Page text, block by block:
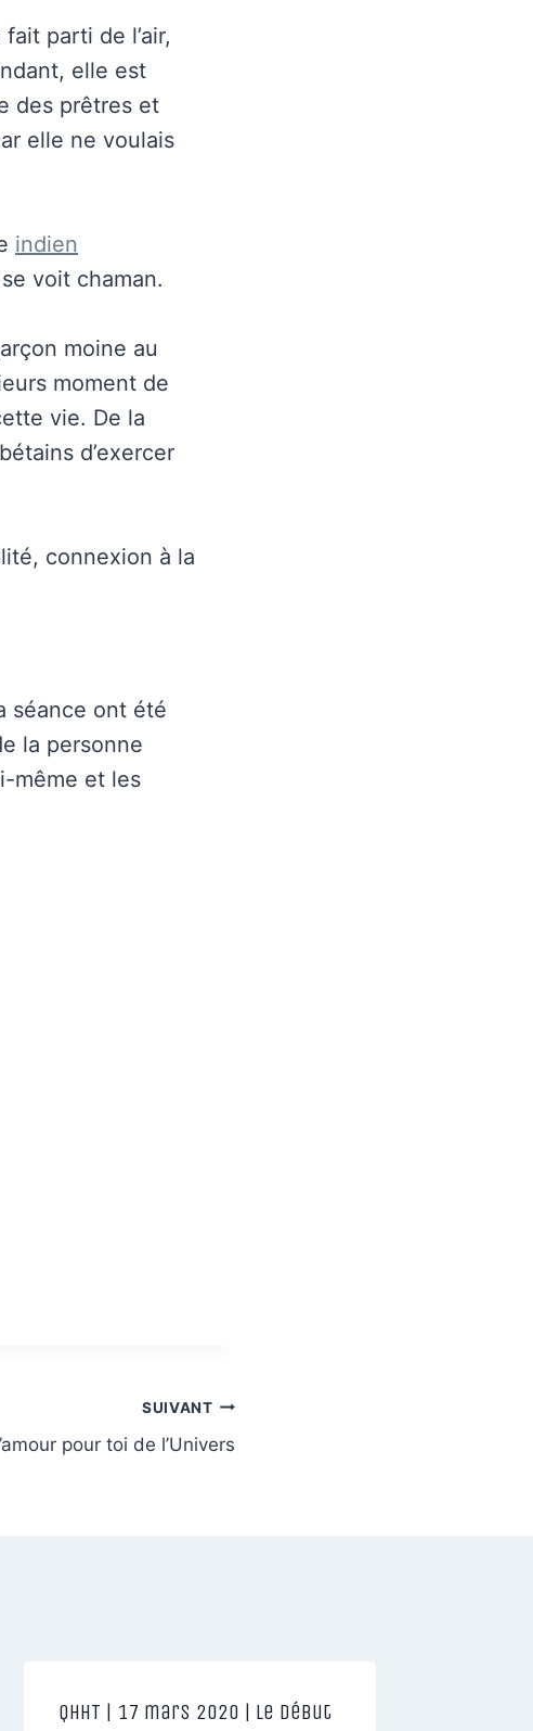
fait parti de l’air,
elle est
des prêtres et
elle ne voulais
indien
voit chaman.
moine au
moment de
vie. De la
d’exercer
connexion à la
séance ont été
la personne
même et les
SUIVANT
pour toi de l’Univers
QHHT | 17 mars 2020 | Le début